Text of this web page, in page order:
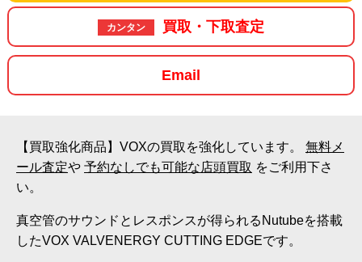
カンタン 買取・下取査定
Email
【買取強化商品】VOXの買取を強化しています。 無料メ
ール査定や 予約なしでも可能な店頭買取 をご利用下さ
い。
真空管のサウンドとレスポンスが得られるNutubeを搭載
したVOX VALVENERGY CUTTING EDGEです。